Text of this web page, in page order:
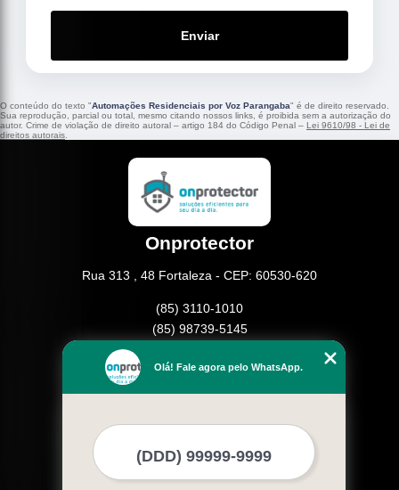
Enviar
O conteúdo do texto "Automações Residenciais por Voz Parangaba" é de direito reservado.
Sua reprodução, parcial ou total, mesmo citando nossos links, é proibida sem a autorização do
autor. Crime de violação de direito autoral – artigo 184 do Código Penal – Lei 9610/98 - Lei de
direitos autorais
Onprotector
Rua 313 , 48 Fortaleza - CEP: 60530-620
(85) 3110-1010
(85) 98739-5145
Home
Serviços
Mapa do site
Olá! Fale agora pelo WhatsApp.